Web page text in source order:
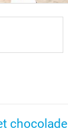
chocolade